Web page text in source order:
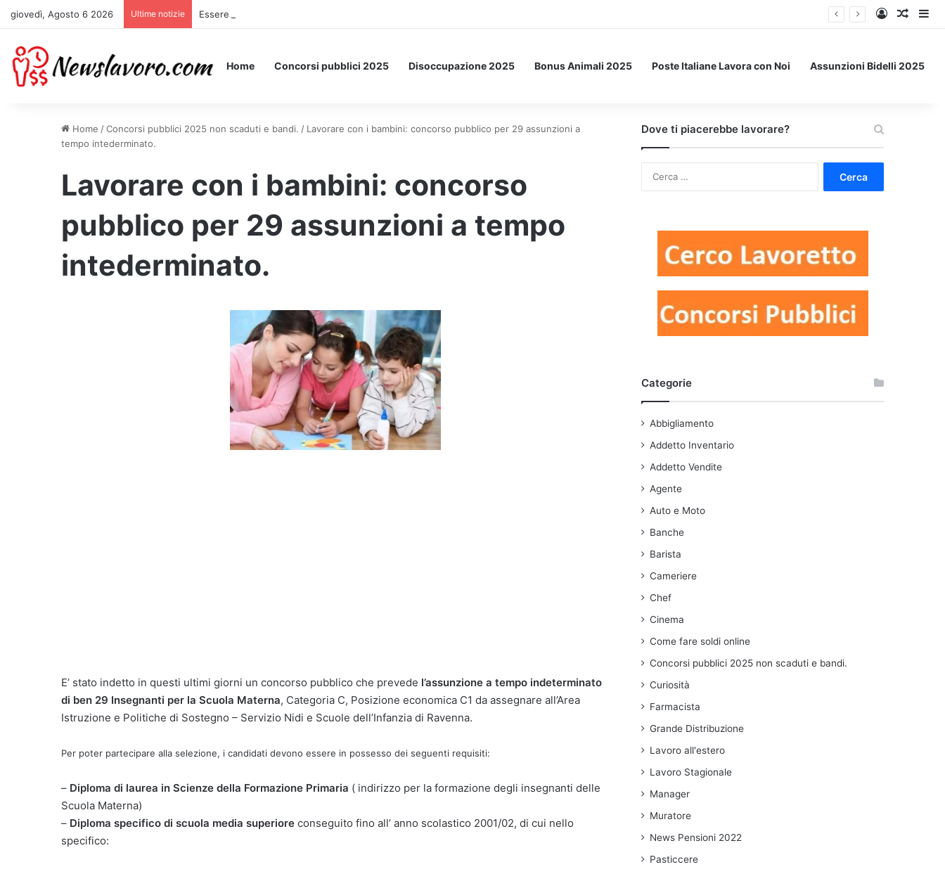
giovedì, Agosto 6 2026 Ultime notizie Essere Pagati per Stare a Letto: ecco l’esperimento spaziale. Accedi
Un
Home Concorsi pubblici 2025 Disoccupazione 2025 Bonus Animali 2025 Poste Italiane Lavora con Noi Assunzioni Bidelli 2025
Home /Concorsi pubblici 2025 non scaduti e bandi. / Lavorare con i bambini: concorso pubblico per 29 assunzioni a
tempo intederminato.
Lavorare con i bambini: concorso
pubblico per 29 assunzioni a tempo
intederminato.
E’ stato indetto in questi ultimi giorni un concorso pubblico che prevede l’assunzione a tempo indeterminato
di ben 29 Insegnanti per la Scuola Materna, Categoria C, Posizione economica C1 da assegnare all’Area
Istruzione e Politiche di Sostegno – Servizio Nidi e Scuole dell’Infanzia di Ravenna.
Per poter partecipare alla selezione, i candidati devono essere in possesso dei seguenti requisiti:
– Diploma di laurea in Scienze della Formazione Primaria ( indirizzo per la formazione degli insegnanti delle
Scuola Materna)
– Diploma specifico di scuola media superiore conseguito fino all’ anno scolastico 2001/02, di cui nello
specifico:
Dove ti piacerebbe lavorare?
Categorie
Abbigliamento
Addetto Inventario
Addetto Vendite
Agente
Auto e Moto
Banche
Barista
Cameriere
Chef
Cinema
Come fare soldi online
Concorsi pubblici 2025 non scaduti e bandi.
Curiosità
Farmacista
Grande Distribuzione
Lavoro all'estero
Lavoro Stagionale
Manager
Muratore
News Pensioni 2022
Pasticcere